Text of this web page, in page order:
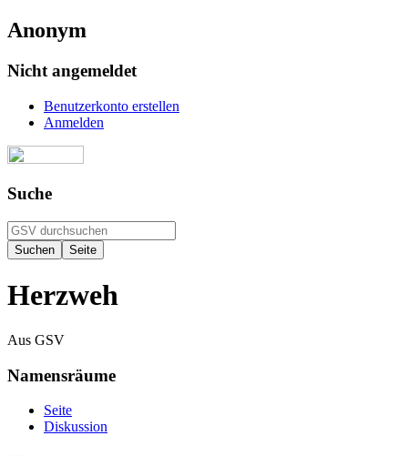
Anonym
Nicht angemeldet
Benutzerkonto erstellen
Anmelden
Suche
Herzweh
Aus GSV
Namensräume
Seite
Diskussion